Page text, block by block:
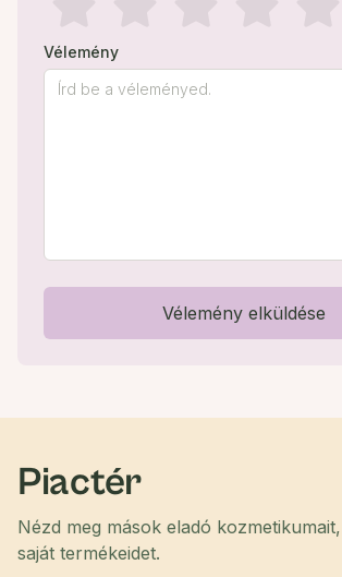
Vélemény
Vélemény elküldése
Piactér
Nézd meg mások eladó
saját termékeidet.